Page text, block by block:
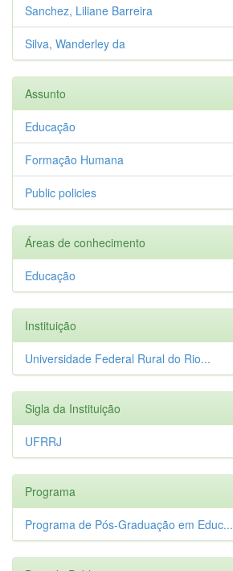
Sanchez, Liliane Barreira
Silva, Wanderley da
Assunto
Educação
Formação Humana
Public policies
Áreas de conhecimento
Educação
Instituição
Universidade Federal Rural do Rio...
Sigla da Instituição
UFRRJ
Programa
Programa de Pós-Graduação em Educ...